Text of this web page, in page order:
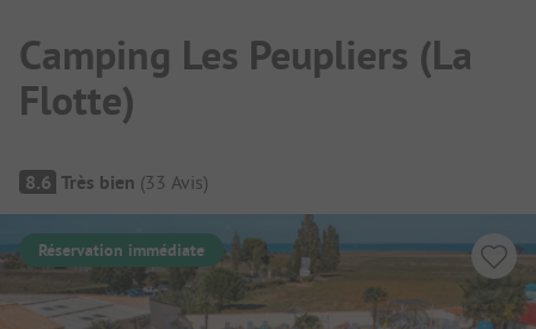
Camping Les Peupliers (La
Flotte)
Aperçu du camping
8.6 Très bien (33 Avis)
Réservation immédiate